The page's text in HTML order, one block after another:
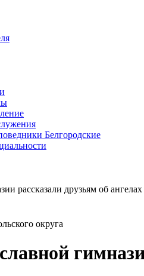
Белгородские
округа